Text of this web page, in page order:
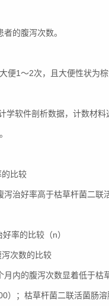
的腹泻次数。
便1～2次，且大便性状为棕
学软件剖析数据，计数材
比较
泻治好率高于枯草杆菌二联
率的比较（n）
次数的比较
月内的腹泻次数显着低于枯
）；枯草杆菌二联活菌肠